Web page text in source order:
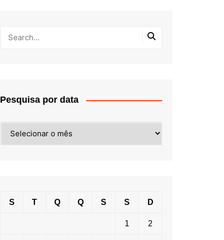
Pesquisa por data
por
S T Q Q S S D
1 2